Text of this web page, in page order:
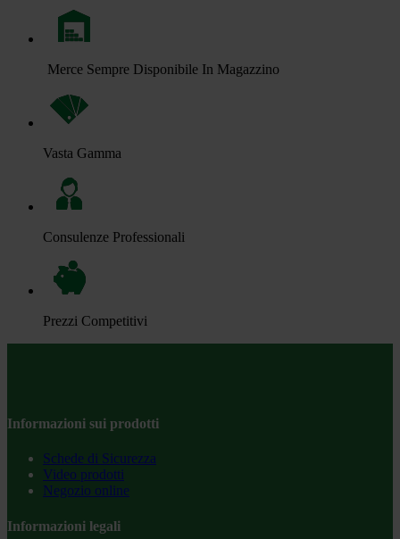
Merce Sempre Disponibile In Magazzino
Vasta Gamma
Consulenze Professionali
Prezzi Competitivi
Informazioni sui prodotti
Schede di Sicurezza
Video prodotti
Negozio online
Informazioni legali